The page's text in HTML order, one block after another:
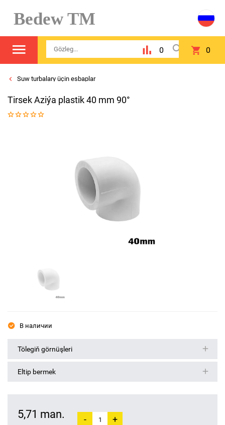
Bedew TM
0 0
Suw turbalary üçin esbaplar
Tirsek Aziýa plastik 40 mm 90°
В наличии
Tölegiň görnüşleri
Eltip bermek
5,71 man. - +